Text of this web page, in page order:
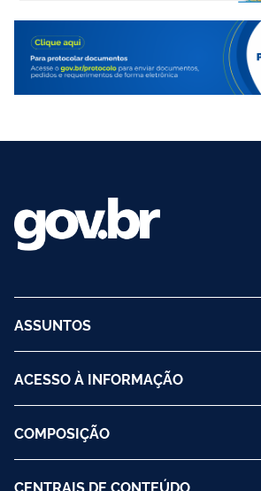
ASSUNTOS
ACESSO À INFORMAÇÃO
COMPOSIÇÃO
CENTRAIS DE CONTEÚDO